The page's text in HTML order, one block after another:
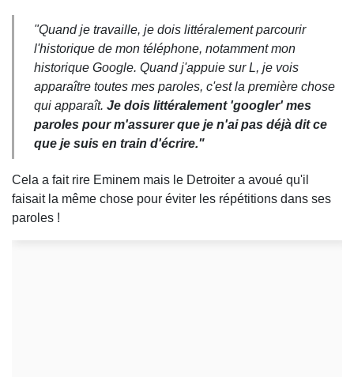
"Quand je travaille, je dois littéralement parcourir
l'historique de mon téléphone, notamment mon
historique Google. Quand j'appuie sur L, je vois
apparaître toutes mes paroles, c'est la première chose
qui apparaît. Je dois littéralement 'googler' mes
paroles pour m'assurer que je n'ai pas déjà dit ce
que je suis en train d'écrire."
Cela a fait rire Eminem mais le Detroiter a avoué qu'il
faisait la même chose pour éviter les répétitions dans ses
paroles !